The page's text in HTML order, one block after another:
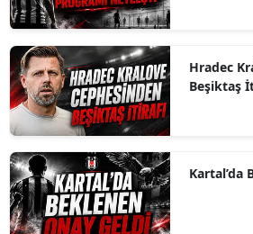
Hradec
Beşiktaş
Kartal’da